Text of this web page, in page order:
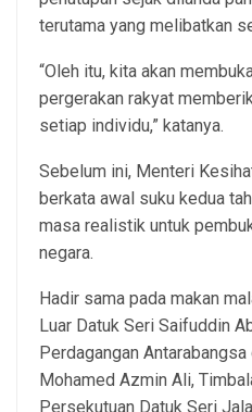
terutama yang melibatkan
“Oleh itu, kita akan
pergerakan rakyat
setiap individu,” katanya.
Sebelum ini, Menteri
berkata awal suku kedua
masa realistik untuk
negara.
Hadir sama pada makan
Luar Datuk Seri Saifuddin
Perdagangan
Mohamed Azmin Ali,
Persekutuan Datuk Seri